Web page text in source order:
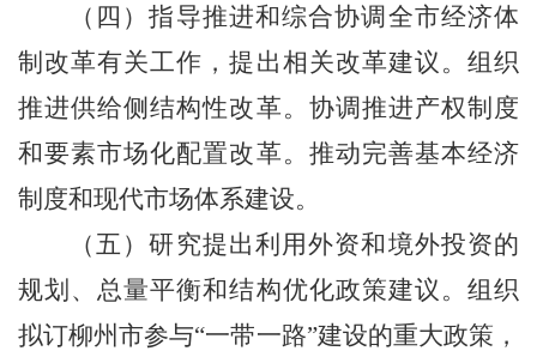
（四）指导推进和综合协调全市经济体
制改革有关工作，提出相关改革建议。组织
推进供给侧结构性改革。协调推进产权制度
和要素市场化配置改革。推动完善基本经济
制度和现代市场体系建设。
（五）研究提出利用外资和境外投资的
规划、总量平衡和结构优化政策建议。组织
拟订柳州市参与“一带一路”建设的重大政策，